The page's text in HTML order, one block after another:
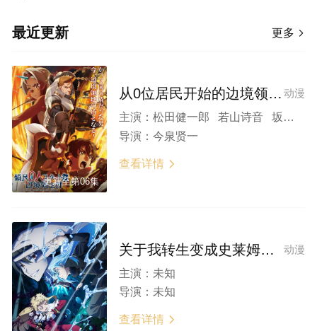
更多 
最近更新
更新至第06集
动漫
从0位居民开始的边境领主大人
主演： 松田健一郎 若山诗音 坂泰斗 伊藤美来 白石晴香 福山润 安田陆矢 阿保玛利亚 鲸 日笠阳子 东山奈央
导演： 今泉贤一
查看详情 
动漫
关于我转生变成史莱姆这档事 第四季
主演： 未知
导演： 未知
查看详情 